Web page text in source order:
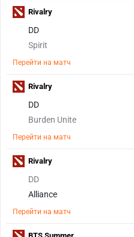
DD
Spirit
Перейти на матч
Rivalry
DD
Burden Unite
Перейти на матч
Rivalry
DD
Alliance
Перейти на матч
Rivalry